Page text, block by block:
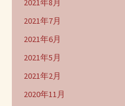
2021年8月
2021年7月
2021年6月
2021年5月
2021年2月
2020年11月